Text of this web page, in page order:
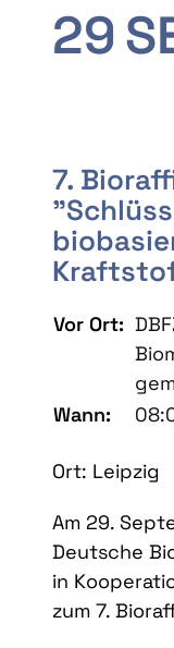
29
7.
Vor Ort:
Wann:
Ort: Leipzig
Am 29.
Deutsche
in
zum 7.